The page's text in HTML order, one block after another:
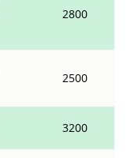
2800
2500
3200